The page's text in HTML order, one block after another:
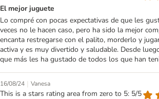
El mejor juguete
Lo compré con pocas expectativas de que les
veces no le hacen caso, pero ha sido la mejor
encanta restregarse con el palito, morderlo y
activa y es muy divertido y saludable. Desde
que más les ha gustado de todos los que han
16/08/24 | Vanesa
This is a stars rating area from zero to 5: 5/5